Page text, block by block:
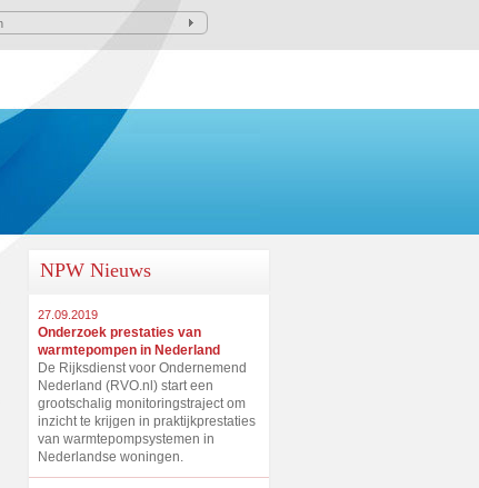
NPW Nieuws
27.09.2019
Onderzoek prestaties van
warmtepompen in Nederland
De Rijksdienst voor Ondernemend
Nederland (RVO.nl) start een
grootschalig monitoringstraject om
inzicht te krijgen in praktijkprestaties
van warmtepompsystemen in
Nederlandse woningen.